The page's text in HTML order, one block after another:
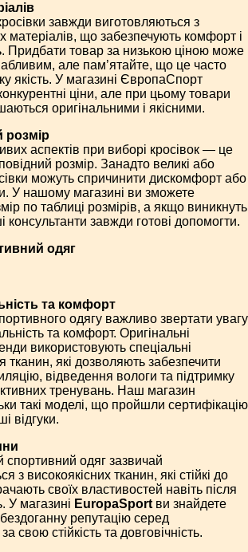
завжди виготовляються з
матеріалів, що забезпечують комфорт і
Придбати товар за низькою ціною може
але пам’ятайте, що це часто
якість. У магазині ЄвропаСпорт
ціни, але при цьому товари
оригінальними і якісними.
розмір
аспектів при виборі кросівок — це
розмір. Занадто великі або
можуть спричинити дискомфорт або
У нашому магазині ви зможете
по таблиці розмірів, а якщо виникнуть
консультанти завжди готові допомогти.
одяг
та комфорт
одягу важливо звертати увагу
та комфорт. Оригінальні
використовують спеціальні
тканин, які дозволяють забезпечити
відведення вологи та підтримку
тренувань. Наш магазин
такі моделі, що пройшли сертифікацію
відгуки.
спортивний одяг зазвичай
з високоякісних тканин, які стійкі до
своїх властивостей навіть після
У магазині EuropaSport ви знайдете
репутацію серед
свою стійкість та довговічність.